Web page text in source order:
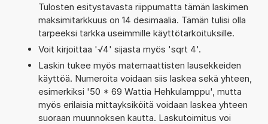
Tulosten esitystavasta riippumatta tämän laskimen
maksimitarkkuus on 14 desimaalia. Tämän tulisi olla
tarpeeksi tarkka useimmille käyttötarkoituksille.
Voit kirjoittaa '√4' sijasta myös 'sqrt 4'.
Laskin tukee myös matemaattisten lausekkeiden
käyttöä. Numeroita voidaan siis laskea sekä yhteen,
esimerkiksi '50 * 69 Wattia Hehkulamppu', mutta
myös erilaisia mittayksiköitä voidaan laskea yhteen
suoraan muunnoksen kautta. Laskutoimitus voi